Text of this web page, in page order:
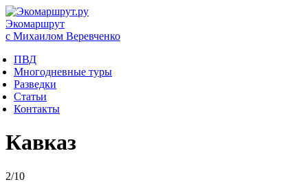
Экомаршрут
с Михаилом Веревченко
ПВД
Многодневные туры
Разведки
Статьи
Контакты
Кавказ
2/10